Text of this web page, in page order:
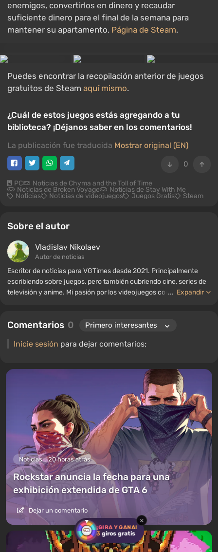
¡GIRA Y GANA!
3 giros gratis
×
enemigos, convertirlos en dinero y recaudar
suficiente dinero para el final de la semana para
mantener su apartamento. Página de Steam.
Puedes encontrar la recopilación anterior de juegos
gratuitos de Steam aquí mismo.
¿Cuál de estos juegos estás agregando a tu
biblioteca? ¡Déjanos saber en los comentarios!
La publicación fue traducida Mostrar original (EN)
0
PC Noticias de Chyma and the Toll of Time
Noticias de Broken Voyage Noticias de Stay With Me
Noticias Noticias de videojuegos Juegos Gratis Steam
Sobre el autor
Vladislav Nikolaev
Autor de noticias
Escritor de noticias para VGTimes desde 2021. Principalmente
escribiendo sobre juegos, pero también cubriendo cine, series de
televisión y anime. Mi pasión por los videojuegos comenzó a
títulos favoritos de todos los tiempos incluyen Fallout,
... Expandir
Comentarios 0
Inicie sesión para dejar comentarios;
Noticias 20 horas atrás
Rockstar anuncia la fecha para una
exhibición extendida de GTA 6
Dejar un comentario